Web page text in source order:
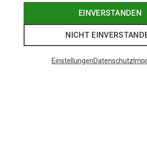
EINVERSTANDEN
NICHT
EinstellungenDatenschutz